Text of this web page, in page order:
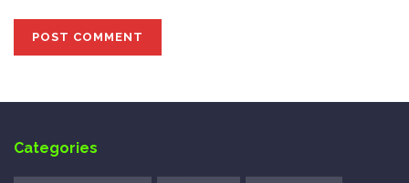
Categories